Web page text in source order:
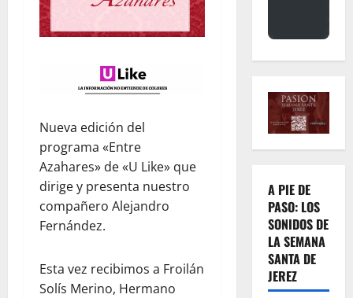
Nueva edición del
programa «Entre
Azahares» de «U Like» que
dirige y presenta nuestro
compañero Alejandro
Fernández.
Esta vez recibimos a Froilán
Solís Merino, Hermano
A PIE DE
PASO: LOS
SONIDOS DE
LA SEMANA
SANTA DE
JEREZ